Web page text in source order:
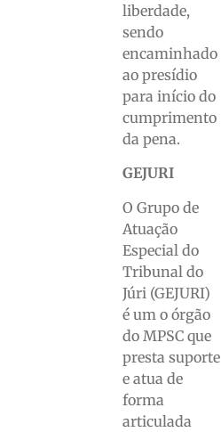
liberdade,
sendo
encaminhado
ao presídio
para início do
cumprimento
da pena.
GEJURI
O Grupo de
Atuação
Especial do
Tribunal do
Júri (GEJURI)
é um o órgão
do MPSC que
presta suporte
e atua de
forma
articulada